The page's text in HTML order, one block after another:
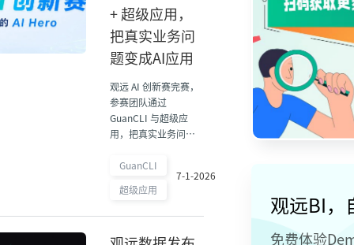
+ 超级应用，
把真实业务问
题变成AI应用
观远 AI 创新赛完赛，
参赛团队通过
GuanCLI 与超级应
用，把真实业务问题
用，展示企业 AI 落地
GuanCLI
超级应用
7-1-2026
观远BI，
免费体验